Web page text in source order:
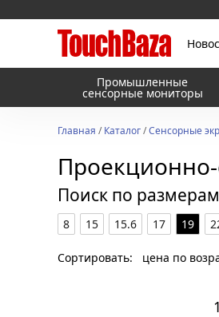
Промышленные
сенсорные мониторы
Главная /Каталог/Сенсорные
Поиск по
8 15 15.6 17 19
Сортировать: цена по